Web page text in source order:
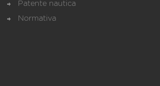
Patente nautica
Normativa